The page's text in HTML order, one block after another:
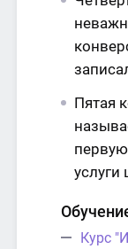
Пятая
Курс